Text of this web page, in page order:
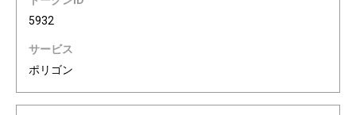
5932
サービス
ポリゴン